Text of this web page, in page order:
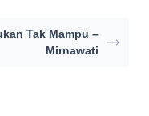
Tak Mampu –
Mirnawati